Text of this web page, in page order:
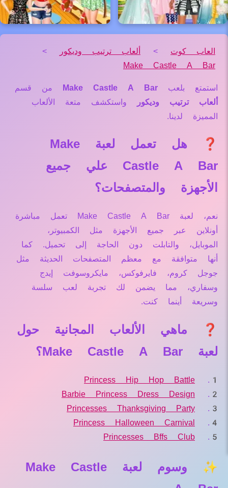
العاب كوت > ألعاب ترتيب وديكور
>
Make Castle A Bar
استمتع بلعب Make Castle A Bar من قسم
ألعاب ترتيب وديكور
واستكشف متعة الألعاب
المميزة لدينا.
❓ هل تعمل لعبة Make
Castle A Bar علي جميع
الأجهزة والمتصفحات؟
نعم، لعبة Make Castle A Bar تعمل مباشرة
أونلاين عبر جميع الأجهزة مثل الكمبيوتر،
الموبايل، والتابلت دون الحاجة إلى تحميل. كما
أنها متوافقة مع معظم المتصفحات الحديثة مثل
جوجل كروم، فايرفوكس، مايكروسوفت إيدج
وسفاري، مما يضمن لك تجربة لعب سلسة
وسريعة أينما كنت.
❓ ماهي الألعاب المجانية حول
لعبة Make Castle A Bar؟
Princess Hip Hop Battle
Barbie Princess Dress Design
Princesses Thanksgiving Party
Princess Halloween Carnival
Princesses Bffs Club
✨ وسوم لعبة Make Castle